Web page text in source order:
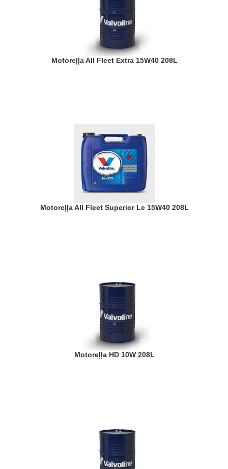
Motoreļļa All Fleet Extra 15W40 208L
Motoreļļa All Fleet Superior Le 15W40 208L
Motoreļļa HD 10W 208L